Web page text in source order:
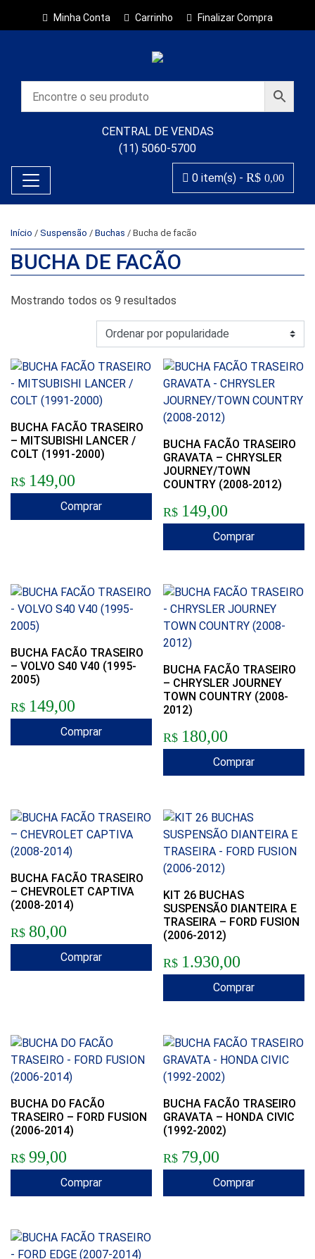
Minha Conta Carrinho Finalizar Compra
CENTRAL DE VENDAS
(11) 5060-5700
0 item(s) - R$ 0,00
Início / Suspensão / Buchas / Bucha de facão
BUCHA DE FACÃO
Mostrando todos os 9 resultados
BUCHA FACÃO TRASEIRO
– MITSUBISHI LANCER /
COLT (1991-2000)
R$ 149,00
Comprar
BUCHA FACÃO TRASEIRO
GRAVATA – CHRYSLER
JOURNEY/TOWN
COUNTRY (2008-2012)
R$ 149,00
Comprar
BUCHA FACÃO TRASEIRO
– VOLVO S40 V40 (1995-
2005)
R$ 149,00
Comprar
BUCHA FACÃO TRASEIRO
– CHRYSLER JOURNEY
TOWN COUNTRY (2008-
2012)
R$ 180,00
Comprar
BUCHA FACÃO TRASEIRO
– CHEVROLET CAPTIVA
(2008-2014)
R$ 80,00
Comprar
KIT 26 BUCHAS
SUSPENSÃO DIANTEIRA E
TRASEIRA – FORD FUSION
(2006-2012)
R$ 1.930,00
Comprar
BUCHA DO FACÃO
TRASEIRO – FORD FUSION
(2006-2014)
R$ 99,00
Comprar
BUCHA FACÃO TRASEIRO
GRAVATA – HONDA CIVIC
(1992-2002)
R$ 79,00
Comprar